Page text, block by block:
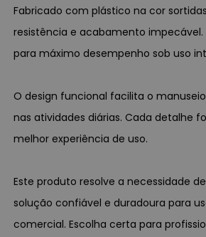
Fabricado com plástico na cor
resistência e acabamento impecável.
para máximo desempenho sob uso
O design funcional facilita o
nas atividades diárias. Cada detalhe
melhor experiência de uso.
Este produto resolve a necessidade
solução confiável e duradoura para
comercial. Escolha certa para